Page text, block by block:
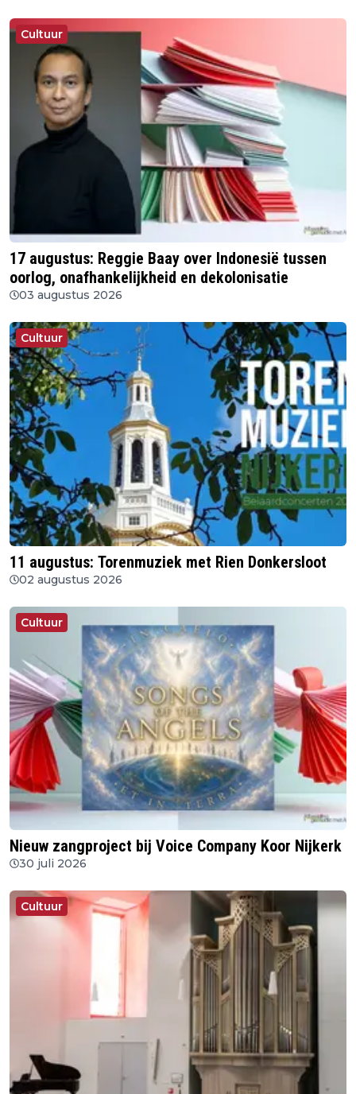
Cultuur
17 augustus: Reggie Baay over Indonesië tussen
oorlog, onafhankelijkheid en dekolonisatie
03 augustus 2026
Cultuur
11 augustus: Torenmuziek met Rien Donkersloot
02 augustus 2026
Cultuur
Nieuw zangproject bij Voice Company Koor Nijkerk
30 juli 2026
Cultuur